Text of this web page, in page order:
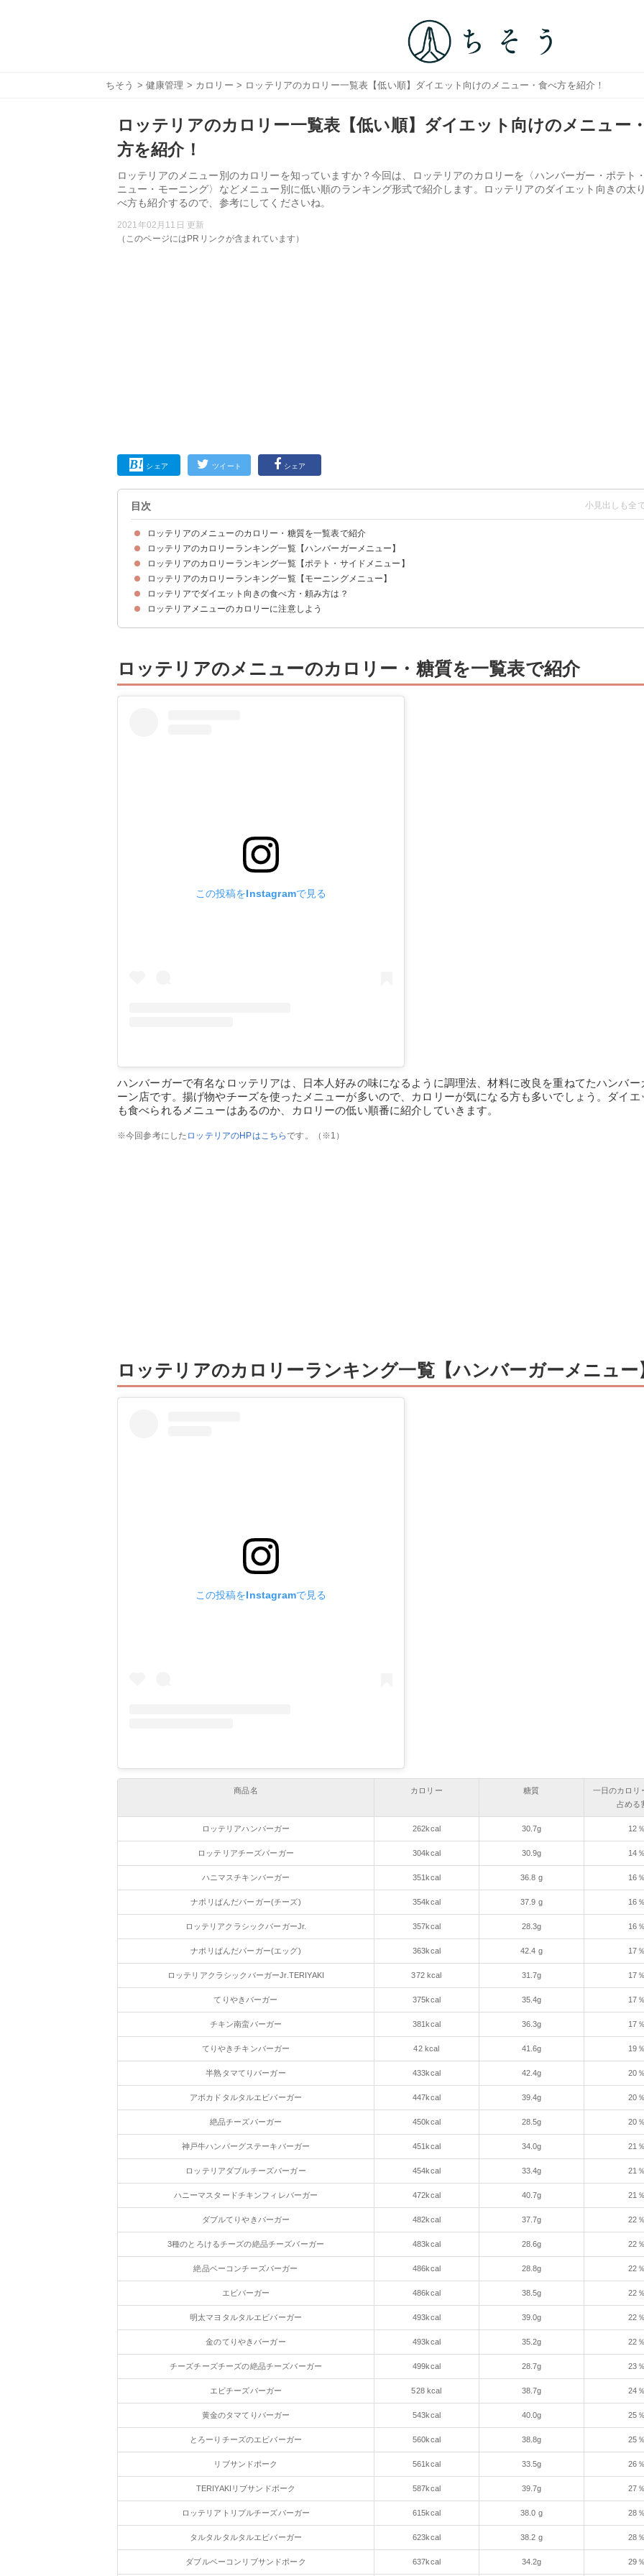
ちそう > 健康管理 > カロリー > ロッテリアのカロリー一覧表【低い順】ダイエット向けのメニュー・食べ方を紹介！
ロッテリアのカロリー一覧表【低い順】ダイエット向けのメニュー
方を紹介！
ロッテリアのメニュー別のカロリーを知っていますか？今回は、ロッテリアのカロリーを〈ハンバーガー・ポテト
ニュー・モーニング〉などメニュー別に低い順のランキング形式で紹介します。ロッテリアのダイエット向きの太
べ方も紹介するので、参考にしてくださいね。
2021年02月11日 更新
（このページにはPRリンクが含まれています）
シェア ツイート シェア
目次
ロッテリアのメニューのカロリー・糖質を一覧表で紹介
ロッテリアのカロリーランキング一覧【ハンバーガーメニュー】
絶品チーズバーガー（450kcal/360円）
エビバーガー（486kcal/360円）
ロッテリアクラシックバーガー（779kcal/680円)
ロッテリアのカロリーランキング一覧【ポテト・サイドメニュー】
フレンチフライポテト（210kcal～/170円～）
チキンからあげっと（201kcal～/140円～）
チーズスティック（210kcal～/180円～）
ロッテリアのカロリーランキング一覧【モーニングメニュー】
ソイ野菜ハンバーガー（260kcal/370円）
たまご焼きバーガー（290kcal/250円）
ロッテリアでダイエット向きの食べ方・頼み方は？
①ゆっくり食べる
②水分でおなかを膨らます
③組み合わせを工夫する
ロッテリアメニューのカロリーに注意しよう
ロッテリアのメニューのカロリー・糖質を一覧表で紹介
この投稿をInstagramで見る
ハンバーガーで有名なロッテリアは、日本人好みの味になるように調理法、材料に改良を重ねてたハンバー
ーン店です。揚げ物やチーズを使ったメニューが多いので、カロリーが気になる方も多いでしょう。ダイエ
も食べられるメニューはあるのか、カロリーの低い順番に紹介していきます。
※今回参考にした ロッテリアのHPはこちらです。（※1）
ロッテリアのカロリーランキング一覧【ハンバーガーメニュー
この投稿をInstagramで見る
商品名 カロリー 糖質
一日のカロリ
占める
ロッテリアハンバーガー 262kcal 30.7g 12
ロッテリアチーズバーガー 304kcal 30.9g 14
ハニマスチキンバーガー 351kcal 36.8 g 16
ナポリぱんだバーガー(チーズ) 354kcal 37.9 g 16
ロッテリアクラシックバーガーJr. 357kcal 28.3g 16
ナポリぱんだバーガー(エッグ) 363kcal 42.4 g 17
ロッテリアクラシックバーガーJr.TERIYAKI 372 kcal 31.7g 17
てりやきバーガー 375kcal 35.4g 17
チキン南蛮バーガー 381kcal 36.3g 17
てりやきチキンバーガー 42 kcal 41.6g 19
半熟タマてりバーガー 433kcal 42.4g 20
アボカドタルタルエビバーガー 447kcal 39.4g 20
絶品チーズバーガー 450kcal 28.5g 20
神戸牛ハンバーグステーキバーガー 451kcal 34.0g 21
ロッテリアダブルチーズバーガー 454kcal 33.4g 21
ハニーマスタードチキンフィレバーガー 472kcal 40.7g 21
ダブルてりやきバーガー 482kcal 37.7g 22
3種のとろけるチーズの絶品チーズバーガー 483kcal 28.6g 22
絶品ベーコンチーズバーガー 486kcal 28.8g 22
エビバーガー 486kcal 38.5g 22
明太マヨタルタルエビバーガー 493kcal 39.0g 22
金のてりやきバーガー 493kcal 35.2g 22
チーズチーズチーズの絶品チーズバーガー 499kcal 28.7g 23
エビチーズバーガー 528 kcal 38.7g 24
黄金のタマてりバーガー 543kcal 40.0g 25
とろーりチーズのエビバーガー 560kcal 38.8g 25
リブサンドポーク 561kcal 33.5g 26
TERIYAKIリブサンドポーク 587kcal 39.7g 27
ロッテリアトリプルチーズバーガー 615kcal 38.0 g 28
タルタルタルタルエビバーガー 623kcal 38.2 g 28
ダブルベーコンリブサンドポーク 637kcal 34.2g 29